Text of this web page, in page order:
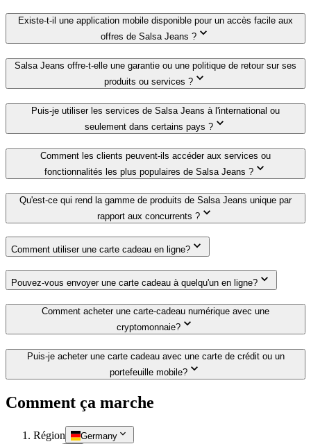
Existe-t-il une application mobile disponible pour un accès facile aux
offres de Salsa Jeans ?
Salsa Jeans offre-t-elle une garantie ou une politique de retour sur ses
produits ou services ?
Puis-je utiliser les services de Salsa Jeans à l'international ou
seulement dans certains pays ?
Comment les clients peuvent-ils accéder aux services ou
fonctionnalités les plus populaires de Salsa Jeans ?
Qu'est-ce qui rend la gamme de produits de Salsa Jeans unique par
rapport aux concurrents ?
Comment utiliser une carte cadeau en ligne?
Pouvez-vous envoyer une carte cadeau à quelqu'un en ligne?
Comment acheter une carte-cadeau numérique avec une
cryptomonnaie?
Puis-je acheter une carte cadeau avec une carte de crédit ou un
portefeuille mobile?
Comment ça marche
Région Germany